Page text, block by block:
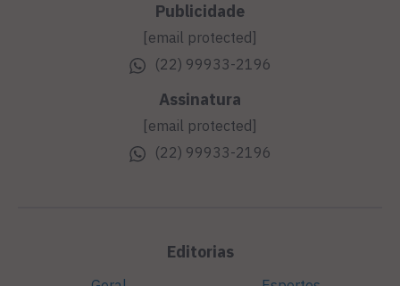
Publicidade
[email protected]
(22) 99933-2196
Assinatura
[email protected]
(22) 99933-2196
Editorias